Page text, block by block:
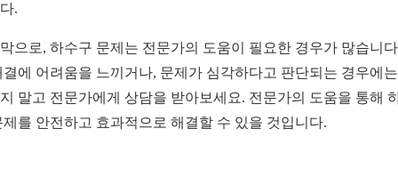
.
으로, 하수구 문제는 전문가의 도움이 필요한 경우가 많습니
결에 어려움을 느끼거나, 문제가 심각하다고 판단되는 경우에
말고 전문가에게 상담을 받아보세요. 전문가의 도움을 통해
제를 안전하고 효과적으로 해결할 수 있을 것입니다.